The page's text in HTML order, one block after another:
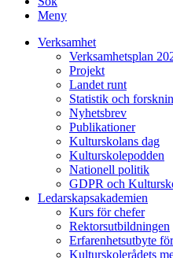
Meny
Verksamhet
Verksamhetsplan
Projekt
Landet runt
Statistik och
Nyhetsbrev
Publikationer
Kulturskolans dag
Kulturskolepodden
Nationell politik
GDPR och
Ledarskapsakademien
Kurs för chefer
Rektorsutbildningen
Erfarenhetsutbyte
Kulturskolerådets